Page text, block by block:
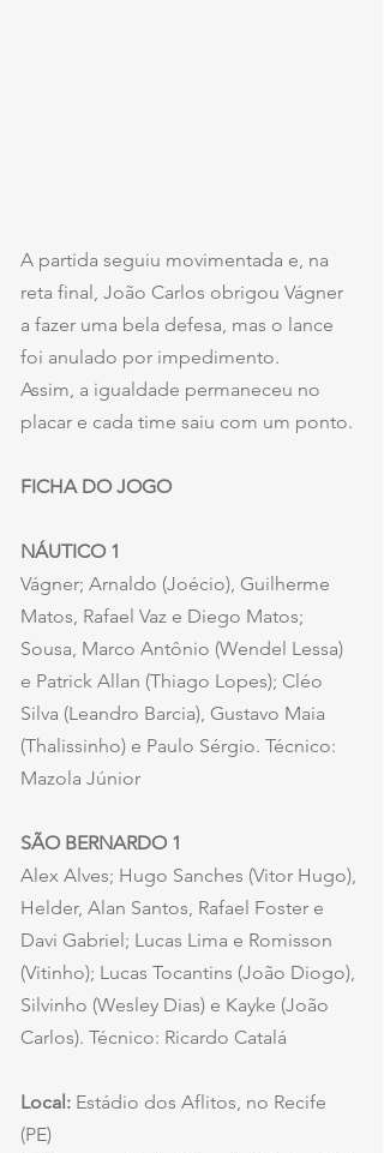
A partida seguiu movimentada e, na
reta final, João Carlos obrigou Vágner
a fazer uma bela defesa, mas o lance
foi anulado por impedimento.
Assim, a igualdade permaneceu no
placar e cada time saiu com um ponto.
FICHA DO JOGO
NÁUTICO 1
Vágner; Arnaldo (Joécio), Guilherme
Matos, Rafael Vaz e Diego Matos;
Sousa, Marco Antônio (Wendel Lessa)
e Patrick Allan (Thiago Lopes); Cléo
Silva (Leandro Barcia), Gustavo Maia
(Thalissinho) e Paulo Sérgio. Técnico:
Mazola Júnior
SÃO BERNARDO 1
Alex Alves; Hugo Sanches (Vitor Hugo),
Helder, Alan Santos, Rafael Foster e
Davi Gabriel; Lucas Lima e Romisson
(Vitinho); Lucas Tocantins (João Diogo),
Silvinho (Wesley Dias) e Kayke (João
Carlos). Técnico: Ricardo Catalá
Local: Estádio dos Aflitos, no Recife
(PE)